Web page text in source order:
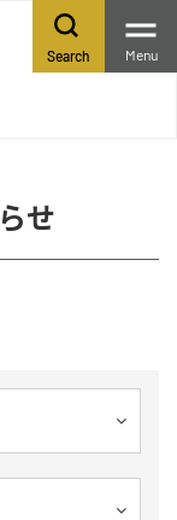
Search Menu
せ